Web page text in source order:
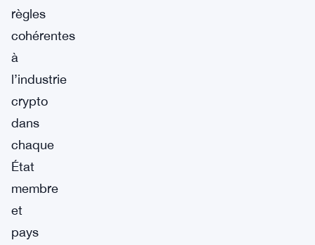
règles
cohérentes
à
l’industrie
crypto
dans
chaque
État
membre
et
pays